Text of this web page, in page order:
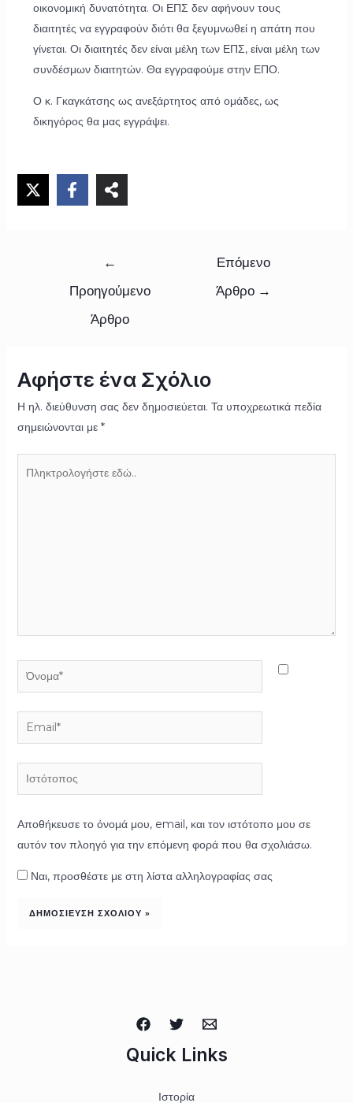
οικονομική δυνατότητα. Οι ΕΠΣ δεν αφήνουν τους
διαιτητές να εγγραφούν διότι θα ξεγυμνωθεί η απάτη που
γίνεται. Οι διαιτητές δεν είναι μέλη των ΕΠΣ, είναι μέλη των
συνδέσμων διαιτητών. Θα εγγραφούμε στην ΕΠΟ.
Ο κ. Γκαγκάτσης ως ανεξάρτητος από ομάδες, ως
δικηγόρος θα μας εγγράψει.
←
Προηγούμενο
Άρθρο
Επόμενο
Άρθρο →
Αφήστε ένα Σχόλιο
Η ηλ. διεύθυνση σας δεν δημοσιεύεται. Τα υποχρεωτικά πεδία
σημειώνονται με *
Όνομα*
Email*
Ιστότοπος
Αποθήκευσε το όνομά μου, email, και τον ιστότοπο μου σε
αυτόν τον πλοηγό για την επόμενη φορά που θα σχολιάσω.
Ναι, προσθέστε με στη λίστα αλληλογραφίας σας
Quick Links
Ιστορία